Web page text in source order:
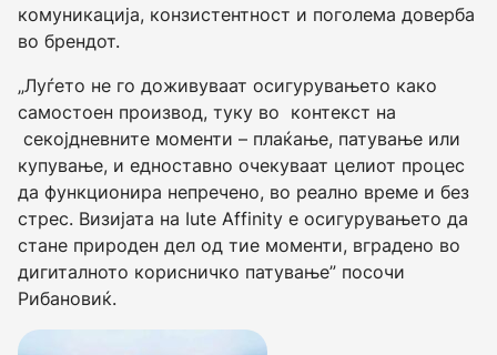
комуникација, конзистентност и поголема доверба
во брендот.
„Луѓето не го доживуваат осигурувањето како
самостоен производ, туку во контекст на
секојдневните моменти – плаќање, патување или
купување, и едноставно очекуваат целиот процес
да функционира непречено, во реално време и без
стрес. Визијата на Iute Affinity е осигурувањето да
стане природен дел од тие моменти, вградено во
дигиталното корисничко патување” посочи
Рибановиќ.